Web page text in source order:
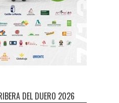
DEL DUERO 2026